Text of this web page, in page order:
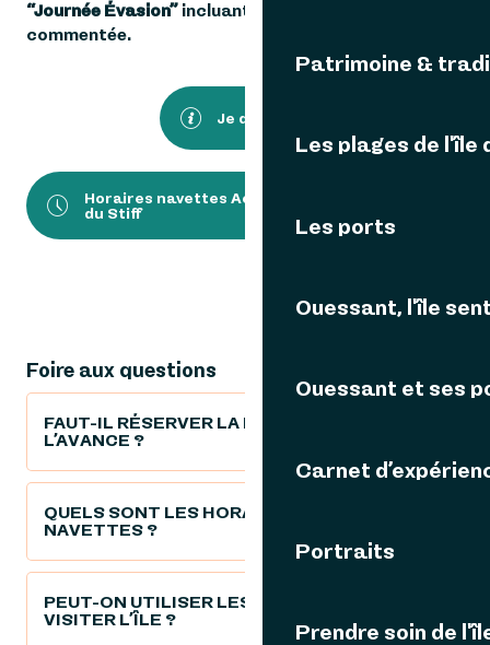
Patrimoine &
Les plages de l'île
Les ports
Ouessant, l'île
Ouessant et ses
Carnet
Portraits
Prendre soin de
“Journée Évasion” incluant navette et visite
commentée.
Je découvre
Horaires navettes Août Bourg -> Port
du Stiff
Foire aux questions
FAUT-IL RÉSERVER LA NAVETTE À
L’AVANCE ?
QUELS SONT LES HORAIRES DES
NAVETTES ?
PEUT-ON UTILISER LES NAVETTES POUR
VISITER L’ÎLE ?